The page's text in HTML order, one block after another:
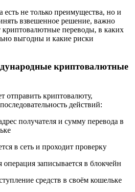
есть не только преимущества, но и
взвешенное решение, важно
криптовалютные переводы, в каких
выгодны и какие риски
криптовалютные
отправить криптовалюту,
действий:
получателя и сумму перевода в
в сеть и проходит проверку
записывается в блокчейн
средств в своём кошельке